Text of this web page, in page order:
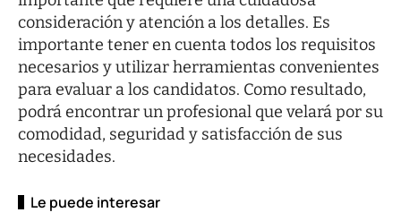
consideración y atención a los detalles. Es
importante tener en cuenta todos los requisitos
necesarios y utilizar herramientas convenientes
para evaluar a los candidatos. Como resultado,
podrá encontrar un profesional que velará por su
comodidad, seguridad y satisfacción de sus
necesidades.
Le puede interesar